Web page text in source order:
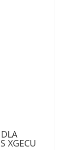
XGECU